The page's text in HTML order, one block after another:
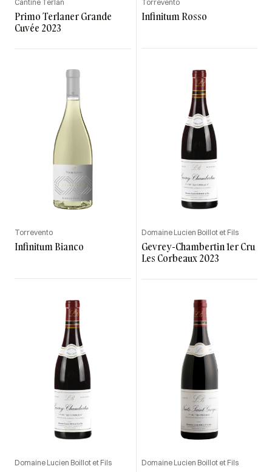
Cantine Terlan
Primo Terlaner Grande
Cuvée 2023
Torrevento
Infinitum Rosso
Torrevento
Infinitum Bianco
Domaine Lucien Boillot et Fils
Gevrey-Chambertin 1er Cru
Les Corbeaux 2023
Domaine Lucien Boillot et Fils Domaine Lucien Boillot et Fils